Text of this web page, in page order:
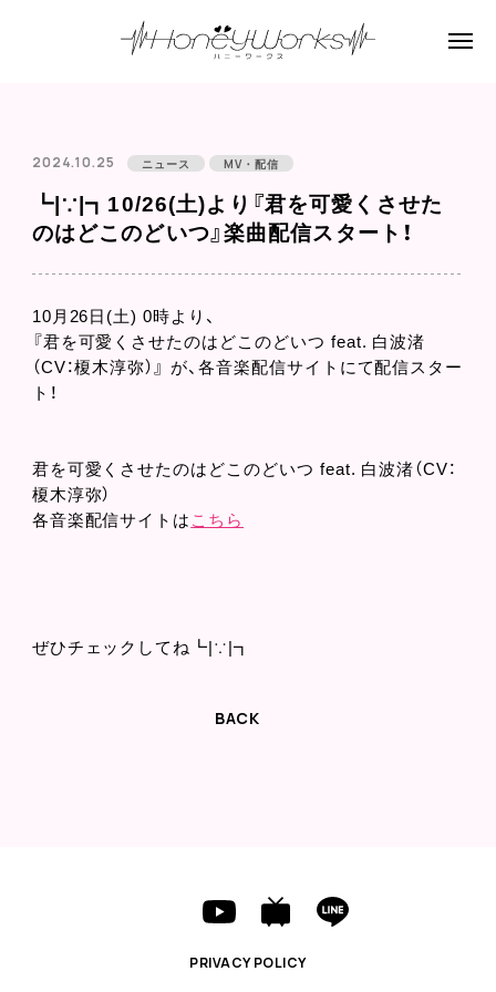
2024.10.25 ニュース MV・配信
┗|∵|┓10/26(土)より『君を可愛くさせた
のはどこのどいつ』楽曲配信スタート！
10月26日(土) 0時より、
『君を可愛くさせたのはどこのどいつ feat. 白波渚
（CV：榎木淳弥）』 が、各音楽配信サイトにて配信スター
ト！
君を可愛くさせたのはどこのどいつ feat. 白波渚（CV：
榎木淳弥）
各音楽配信サイトは こちら
ぜひチェックしてね┗|∵|┓
BACK
PRIVACY POLICY